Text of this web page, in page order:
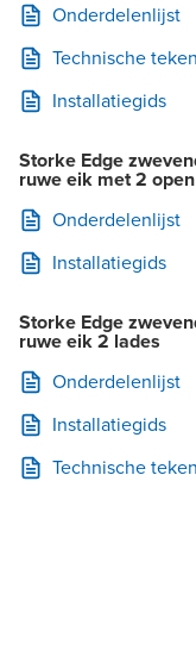
Onderdelenlijst
Technische
Installatiegids
Storke Edge
ruwe eik met 2
Onderdelenlijst
Installatiegids
Storke Edge
ruwe eik 2 lades
Onderdelenlijst
Installatiegids
Technische